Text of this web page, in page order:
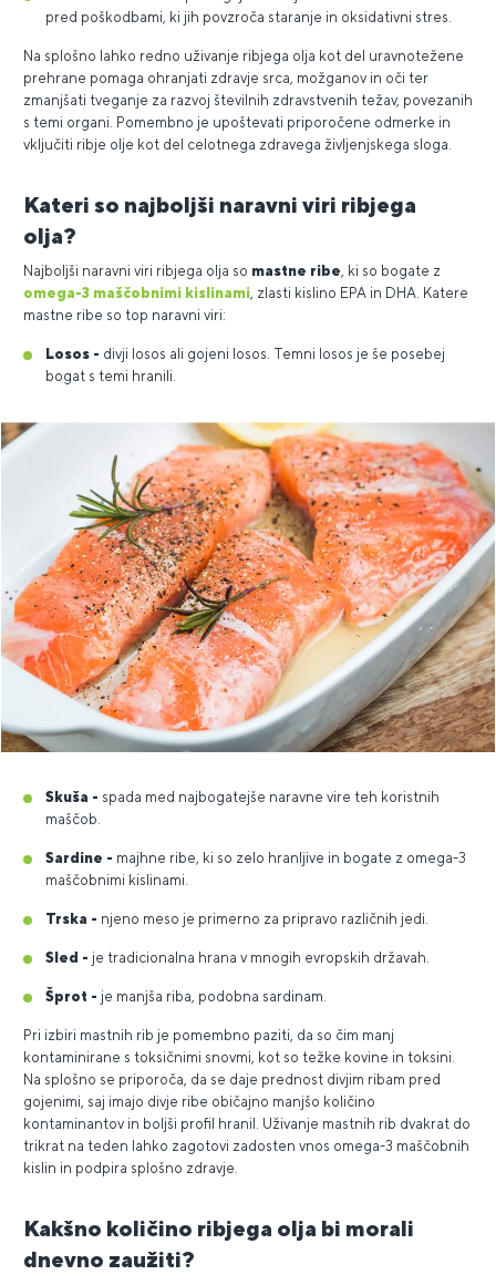
pred poškodbami, ki jih povzroča staranje in oksidativni stres.
Na splošno lahko redno uživanje ribjega olja kot del uravnotežene
prehrane pomaga ohranjati zdravje srca, možganov in oči ter
zmanjšati tveganje za razvoj številnih zdravstvenih težav, povezanih
s temi organi. Pomembno je upoštevati priporočene odmerke in
vključiti ribje olje kot del celotnega zdravega življenjskega sloga.
Kateri so najboljši naravni viri ribjega
olja?
Najboljši naravni viri ribjega olja so mastne ribe , ki so bogate z
omega-3 maščobnimi kislinami , zlasti kislino EPA in DHA. Katere
mastne ribe so top naravni viri:
Losos - divji losos ali gojeni losos. Temni losos je še posebej
bogat s temi hranili.
Skuša - spada med najbogatejše naravne vire teh koristnih
maščob.
Sardine - majhne ribe, ki so zelo hranljive in bogate z omega-3
maščobnimi kislinami.
Trska - njeno meso je primerno za pripravo različnih jedi.
Sled - je tradicionalna hrana v mnogih evropskih državah.
Šprot - je manjša riba, podobna sardinam.
Pri izbiri mastnih rib je pomembno paziti, da so čim manj
kontaminirane s toksičnimi snovmi, kot so težke kovine in toksini.
Na splošno se priporoča, da se daje prednost divjim ribam pred
gojenimi, saj imajo divje ribe običajno manjšo količino
kontaminantov in boljši profil hranil. Uživanje mastnih rib dvakrat do
trikrat na teden lahko zagotovi zadosten vnos omega-3 maščobnih
kislin in podpira splošno zdravje.
Kakšno količino ribjega olja bi morali
dnevno zaužiti?